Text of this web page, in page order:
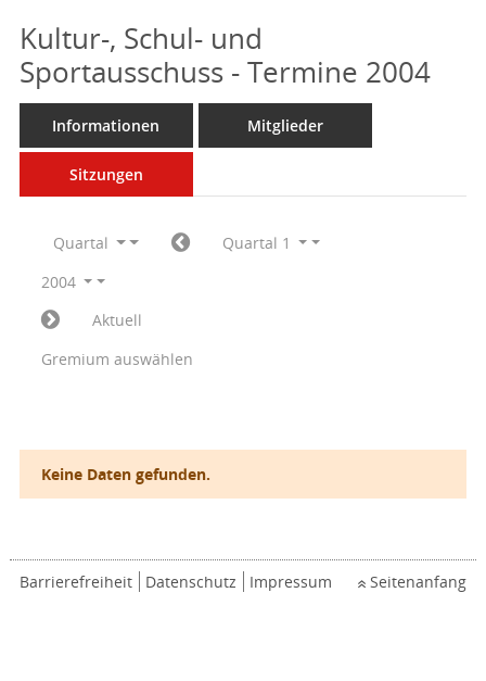
Kultur-, Schul- und
Sportausschuss - Termine 2004
Informationen Mitglieder
Sitzungen
Quartal
Quartal 1
2004
Aktuell
Gremium auswählen
Keine Daten gefunden.
Barrierefreiheit Datenschutz Impressum Seitenanfang